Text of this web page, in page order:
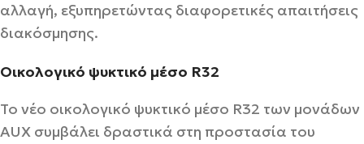
αλλαγή, εξυπηρετώντας διαφορετικές απαιτήσεις
διακόσμησης.
Οικολογικό ψυκτικό μέσο R32
Το νέο οικολογικό ψυκτικό μέσο R32 των μονάδων
AUX συμβάλει δραστικά στη προστασία του